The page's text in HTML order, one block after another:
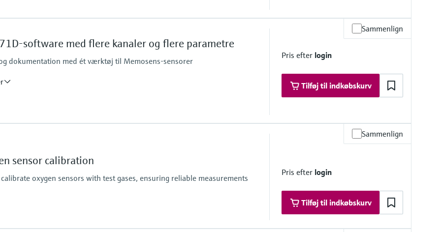
1 bar, not intended for continues measurment in process
Sammenlign
software med flere kanaler og flere parametre
dokumentation med ét værktøj til Memosens-sensorer
Pris efter login
Tilføj til indkøbskurv
Sammenlign
sensor calibration
oxygen sensors with test gases, ensuring reliable measurements
Pris efter login
Tilføj til indkøbskurv